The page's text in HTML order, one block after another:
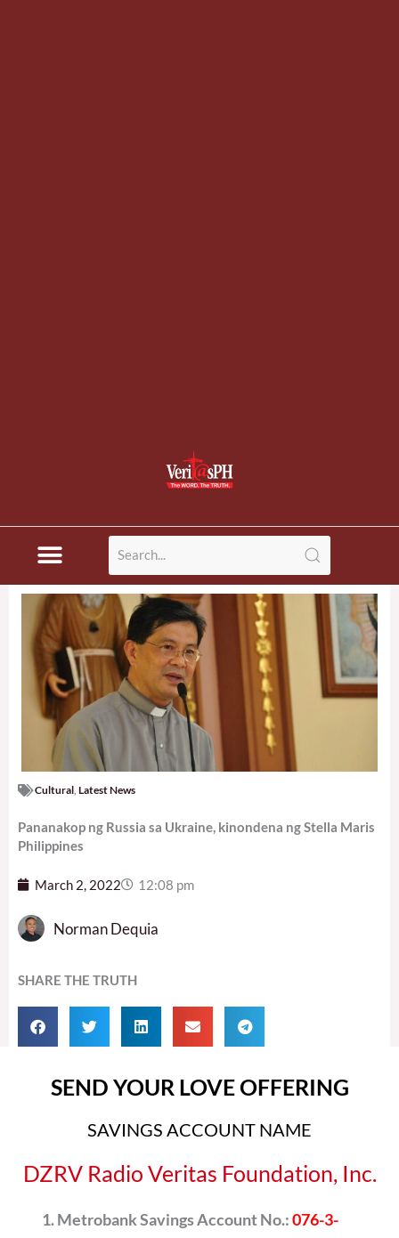
Cultural Latest News
Pananakop ng Russia sa Ukraine, kinondena ng Stella Maris
Philippines
March 2, 2022 12:08 pm
Norman Dequia
SHARE THE TRUTH
SEND YOUR LOVE OFFERING
SAVINGS ACCOUNT NAME
DZRV Radio Veritas Foundation, Inc.
Metrobank Savings Account No.:076-3-